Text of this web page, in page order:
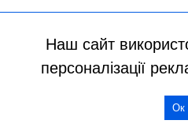
Наш сайт
персоналізації
Ок